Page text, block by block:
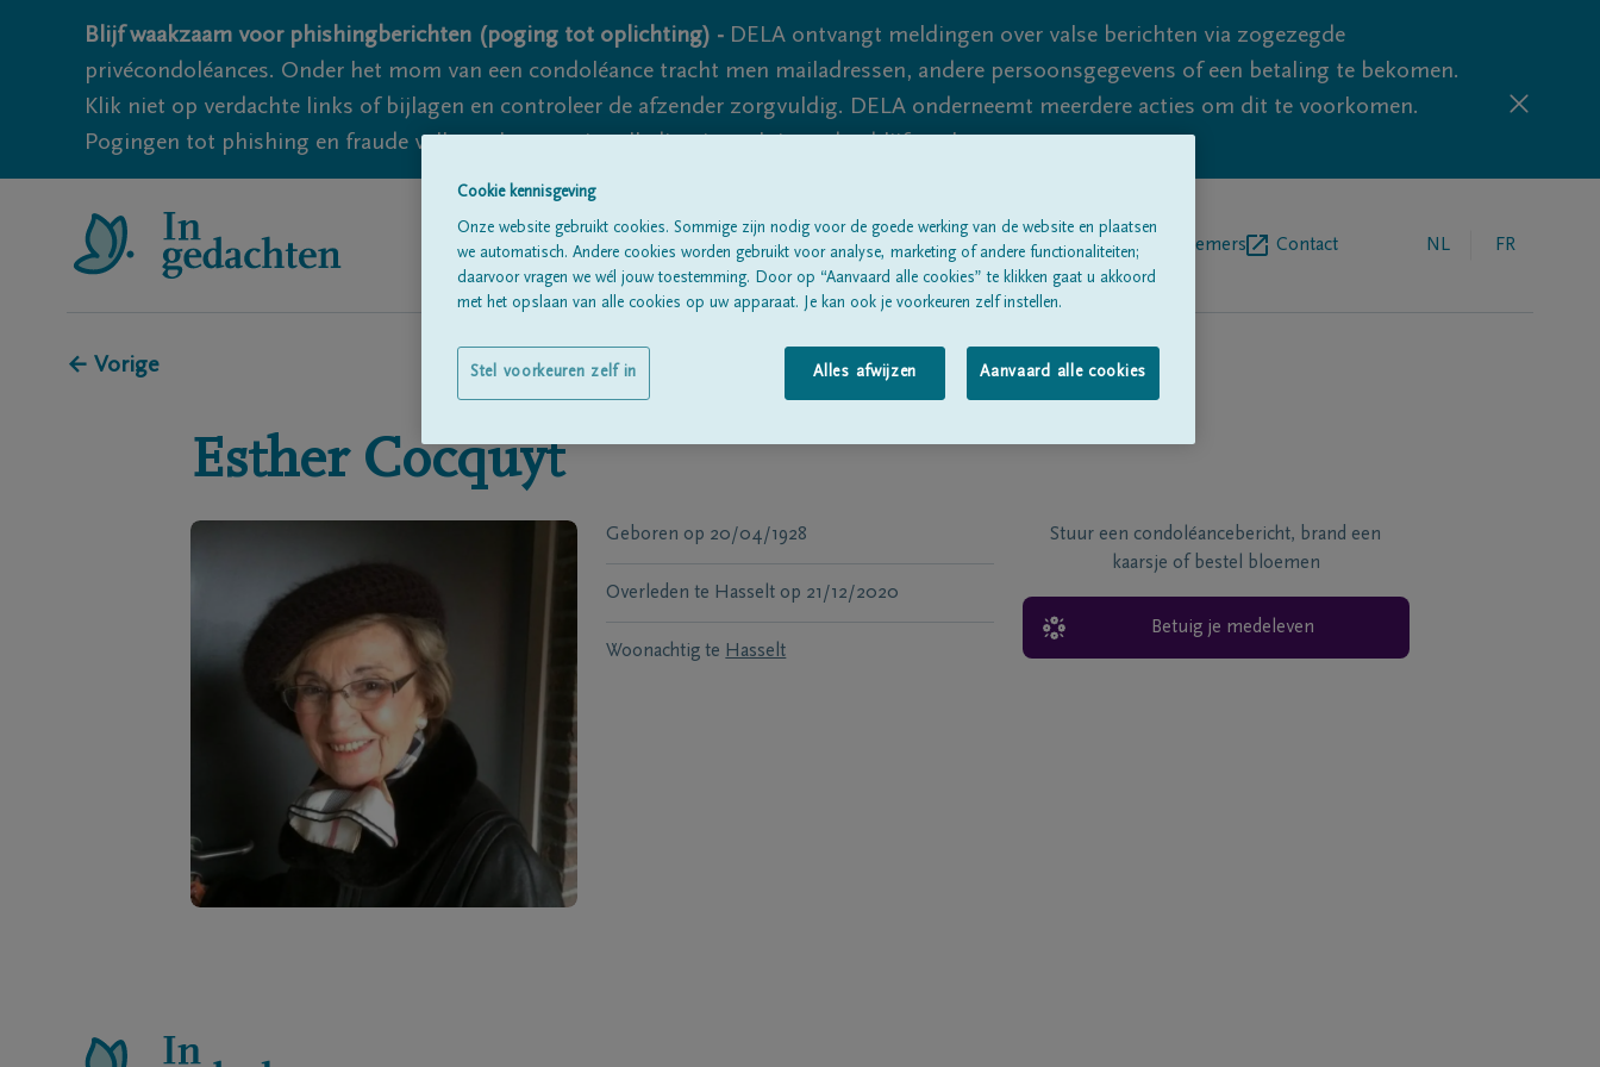
Blijf waakzaam voor phishingberichten (poging tot oplichting) - DELA ontvangt meldingen over valse berichten via zogezegde
privécondoléances. Onder het mom van een condoléance tracht men mailadressen, andere persoonsgegevens of een betaling te bekomen.
Klik niet op verdachte links of bijlagen en controleer de afzender zorgvuldig. DELA onderneemt meerdere acties om dit te voorkomen.
Pogingen tot phishing en fraude vallen echter nooit volledig uit te sluiten, dus blijf waakzaam.
Alle rouwberichtenOver onsBegrafenisondernemers Contact NL FR
← Vorige
Esther Cocquyt
Geboren op 20/04/1928
Overleden te Hasselt op 21/12/2020
Woonachtig te Hasselt
Stuur een condoléancebericht, brand een
kaarsje of bestel bloemen
Betuig je medeleven
Cookie kennisgeving
Onze website gebruikt cookies. Sommige zijn nodig voor de goede werking van de website en plaatsen
we automatisch. Andere cookies worden gebruikt voor analyse, marketing of andere functionaliteiten;
daarvoor vragen we wél jouw toestemming. Door op “Aanvaard alle cookies” te klikken gaat u akkoord
met het opslaan van alle cookies op uw apparaat. Je kan ook je voorkeuren zelf instellen.
Alles afwijzen Aanvaard alle cookies
Stel voorkeuren zelf in